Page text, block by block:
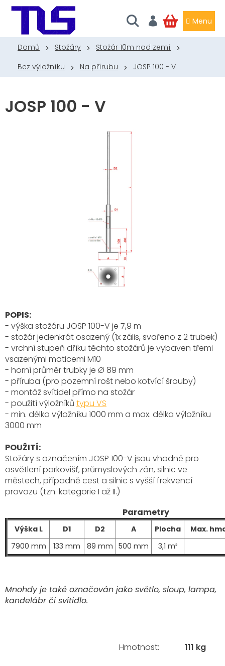
Přejít
NÁKUPNÍ
KOŠÍK
Domů Stožáry
Stožár 10m nad zemí
Bez výložníku
Na přírubu JOSP 100 - V
JOSP 100 - V
POPIS:
- výška stožáru JOSP 100-V je 7,9 m
- stožár jedenkrát osazený (1x zális, svařeno z 2 trubek)
- vrchní stupeň dříku těchto stožárů je vybaven třemi
vsazenými maticemi M10
- horní průměr trubky je Ø 89 mm
- příruba (pro pozemní rošt nebo kotvící šrouby)
- montáž svítidel přímo na stožár
- použití výložníků typu VS
- min. délka výložníku 1000 mm a max. délka výložníku
3000 mm
POUŽITÍ:
Stožáry s označením JOSP 100-V jsou vhodné pro
osvětlení parkovišť, průmyslových zón, silnic ve
městech, případně cest a silnic s vyšší frekvencí
provozu (tzn. kategorie I až II.)
Parametry
Výška L D1 D2 A Plocha
Max.
7900 mm
133 mm 89 mm 500 mm 3,1 m²
Mnohdy je také označován jako světlo, sloup, lampa,
kandelábr či svítidlo.
Hmotnost: 111 kg